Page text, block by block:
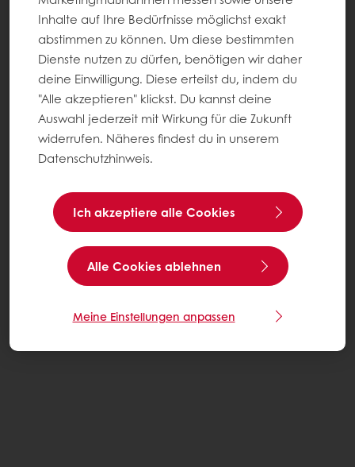
Inhalte auf Ihre Bedürfnisse möglichst exakt
abstimmen zu können. Um diese bestimmten
Dienste nutzen zu dürfen, benötigen wir daher
deine Einwilligung. Diese erteilst du, indem du
"Alle akzeptieren" klickst. Du kannst deine
Auswahl jederzeit mit Wirkung für die Zukunft
widerrufen. Näheres findest du in unserem
Datenschutzhinweis.
Ich akzeptiere alle Cookies
Alle Cookies ablehnen
Meine Einstellungen anpassen